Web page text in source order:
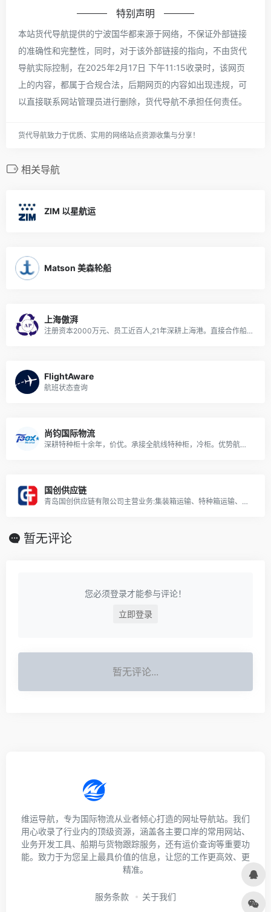
特别声明
本站货代导航提供的宁波国华都来源于网络，不保证外部链接
的准确性和完整性，同时，对于该外部链接的指向，不由货代
导航实际控制，在2025年2月17日 下午11:15收录时，该网页
上的内容，都属于合规合法，后期网页的内容如出现违规，可
以直接联系网站管理员进行删除，货代导航不承担任何责任。
货代导航致力于优质、实用的网络站点资源收集与分享！
相关导航
ZIM 以星航运
Matson 美森轮船
上海傲湃
注册资本2000万元、员工近百人,21年深耕上海港。直接合作船公司30+家，10家船东排名Top5，东南亚、中东印巴红海航线
FlightAware
航班状态查询
尚钧国际物流
深耕特种柜十余年，价优。承接全航线特种柜，冷柜。优势航线：澳洲，中东，印巴，南美，东南亚，欧洲地中海。
国创供应链
青岛国创供应链有限公司主营业务:集装箱运输、特种箱运输、散杂货船运输、滚装船运输、集装箱及大件陆运、项目工程物流、海外转运、空运、拼箱、报关
暂无评论
您必须登录才能参与评论！
立即登录
暂无评论...
维运导航，专为国际物流从业者倾心打造的网址导航站。我们
用心收录了行业内的顶级资源，涵盖各主要口岸的常用网站、
业务开发工具、船期与货物跟踪服务，还有运价查询等重要功
能。致力于为您呈上最具价值的信息，让您的工作更高效、更
精准。
服务条款 关于我们